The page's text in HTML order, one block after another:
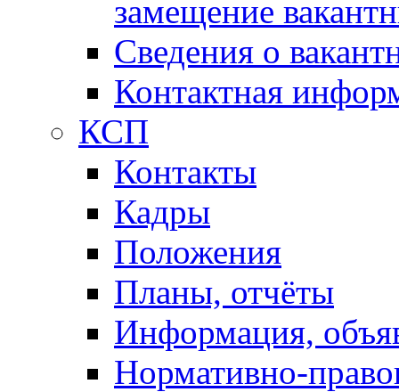
замещение
Сведения о
Контактная
КСП
Контакты
Кадры
Положения
Планы, отчёты
Информация,
Нормативно-